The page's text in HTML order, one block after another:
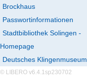
Brockhaus
Passwortinformationen
Stadtbibliothek Solingen -
Homepage
Deutsches Klingenmuseum
© LIBERO v6.4.1sp230702